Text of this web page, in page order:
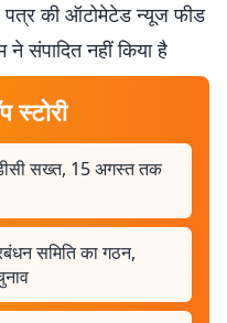
पत्र की ऑटोमेटेड न्यूज फीड
संपादित नहीं किया है
स्टोरी
सख्त, 15 अगस्त तक
समिति का गठन,